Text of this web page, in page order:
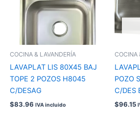
COCINA & LAVANDERÍA
LAVAPLAT LIS 80X45 BAJ
TOPE 2 POZOS H8045
C/DESAG
$83.96 IVA incluido
COCINA
POZO
C/DES
$96.15